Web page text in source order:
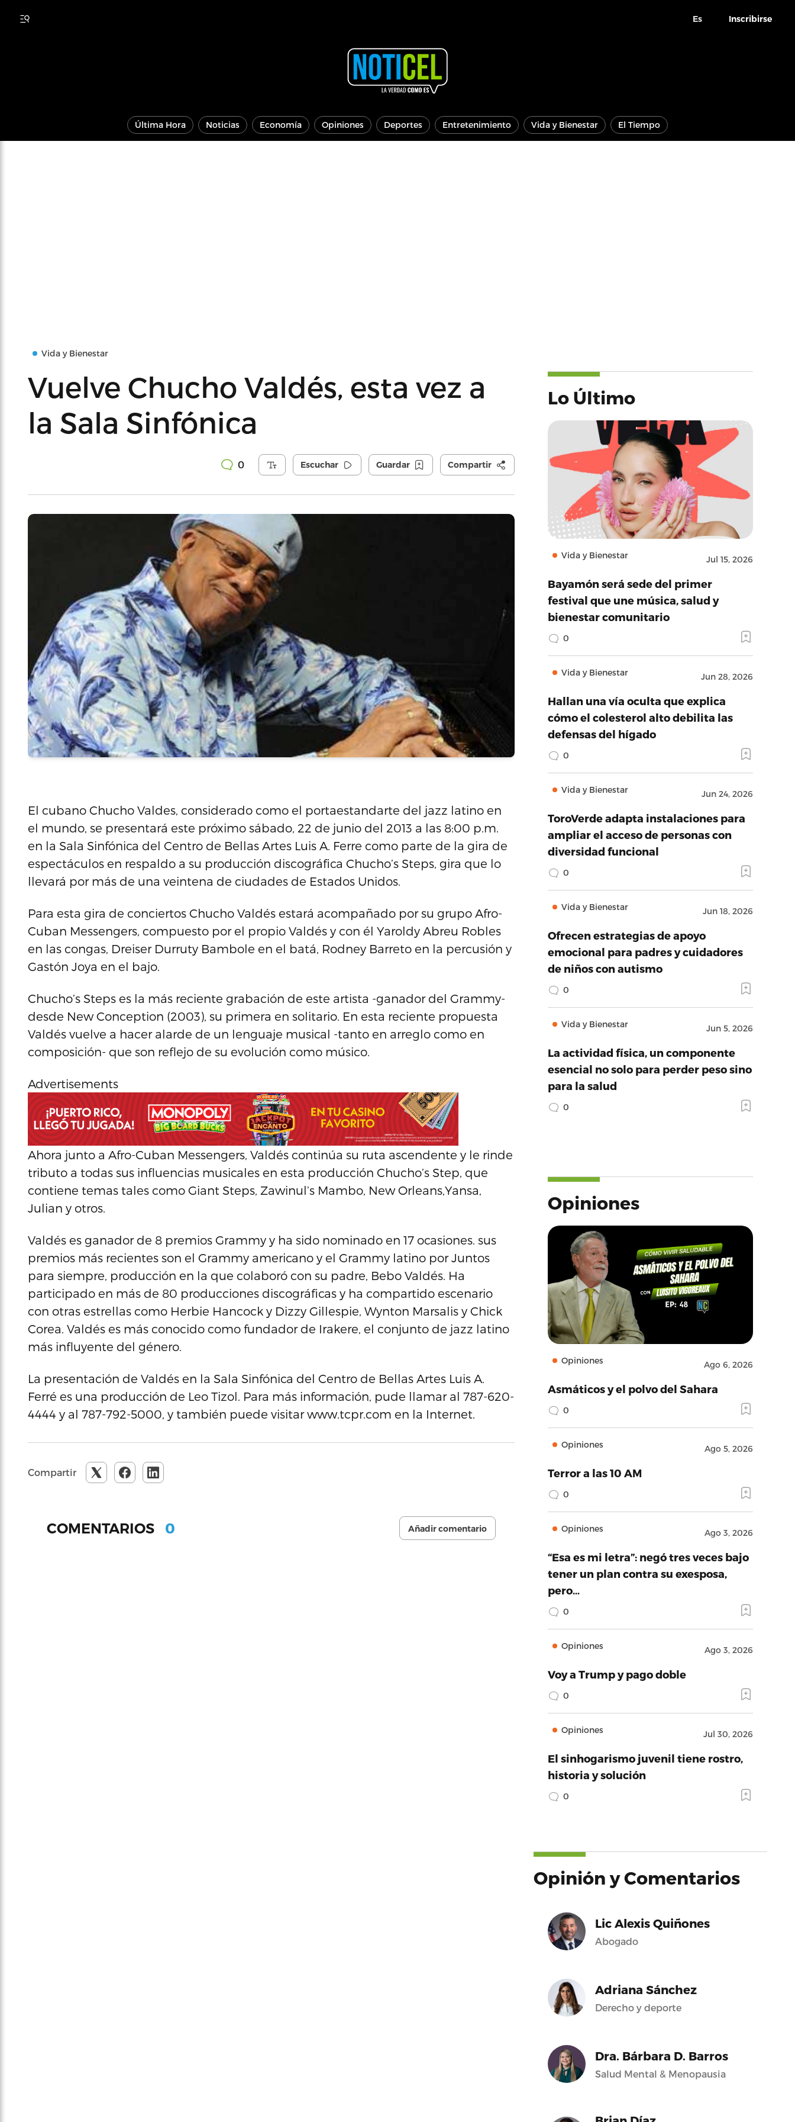
Es Inscribirse
Última Hora Noticias Economía Opiniones Deportes Entretenimiento Vida y Bienestar El Tiempo
Vida y Bienestar
Vuelve Chucho Valdés, esta vez a
la Sala Sinfónica
0 Escuchar Guardar Compartir
El cubano Chucho Valdes, considerado como el portaestandarte del jazz latino en
el mundo, se presentará este próximo sábado, 22 de junio del 2013 a las 8:00 p.m.
en la Sala Sinfónica del Centro de Bellas Artes Luis A. Ferre como parte de la gira de
espectáculos en respaldo a su producción discográfica Chucho’s Steps, gira que lo
llevará por más de una veintena de ciudades de Estados Unidos.
Para esta gira de conciertos Chucho Valdés estará acompañado por su grupo Afro-
Cuban Messengers, compuesto por el propio Valdés y con él Yaroldy Abreu Robles
en las congas, Dreiser Durruty Bambole en el batá, Rodney Barreto en la percusión y
Gastón Joya en el bajo.
Chucho’s Steps es la más reciente grabación de este artista -ganador del Grammy-
desde New Conception (2003), su primera en solitario. En esta reciente propuesta
Valdés vuelve a hacer alarde de un lenguaje musical -tanto en arreglo como en
composición- que son reflejo de su evolución como músico.
Advertisements
Ahora junto a Afro-Cuban Messengers, Valdés continúa su ruta ascendente y le rinde
tributo a todas sus influencias musicales en esta producción Chucho’s Step, que
contiene temas tales como Giant Steps, Zawinul’s Mambo, New Orleans,Yansa,
Julian y otros.
Valdés es ganador de 8 premios Grammy y ha sido nominado en 17 ocasiones. sus
premios más recientes son el Grammy americano y el Grammy latino por Juntos
para siempre, producción en la que colaboró con su padre, Bebo Valdés. Ha
participado en más de 80 producciones discográficas y ha compartido escenario
con otras estrellas como Herbie Hancock y Dizzy Gillespie, Wynton Marsalis y Chick
Corea. Valdés es más conocido como fundador de Irakere, el conjunto de jazz latino
más influyente del género.
La presentación de Valdés en la Sala Sinfónica del Centro de Bellas Artes Luis A.
Ferré es una producción de Leo Tizol. Para más información, pude llamar al 787-620-
4444 y al 787-792-5000, y también puede visitar www.tcpr.com en la Internet.
Compartir
COMENTARIOS 0 Añadir comentario
Lo Último
Vida y Bienestar Jul 15, 2026
Bayamón será sede del primer
festival que une música, salud y
bienestar comunitario
0
Vida y Bienestar Jun 28, 2026
Hallan una vía oculta que explica
cómo el colesterol alto debilita las
defensas del hígado
0
Vida y Bienestar Jun 24, 2026
ToroVerde adapta instalaciones para
ampliar el acceso de personas con
diversidad funcional
0
Vida y Bienestar Jun 18, 2026
Ofrecen estrategias de apoyo
emocional para padres y cuidadores
de niños con autismo
0
Vida y Bienestar Jun 5, 2026
La actividad física, un componente
esencial no solo para perder peso sino
para la salud
0
Opiniones
Opiniones Ago 6, 2026
Asmáticos y el polvo del Sahara
0
Opiniones Ago 5, 2026
Terror a las 10 AM
0
Opiniones Ago 3, 2026
“Esa es mi letra”: negó tres veces bajo
tener un plan contra su exesposa,
pero…
0
Opiniones Ago 3, 2026
Voy a Trump y pago doble
0
Opiniones Jul 30, 2026
El sinhogarismo juvenil tiene rostro,
historia y solución
0
Opinión y Comentarios
Lic Alexis Quiñones
Abogado
Adriana Sánchez
Derecho y deporte
Dra. Bárbara D. Barros
Salud Mental & Menopausia